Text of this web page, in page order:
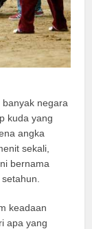
negara
kuda yang
angka
sekali,
bernama
keadaan
apa yang